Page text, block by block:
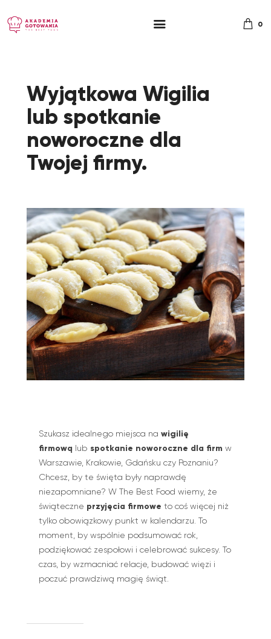
0
Wyjątkowa Wigilia
lub spotkanie
noworoczne dla
Twojej firmy.
Szukasz idealnego miejsca na wigilię
firmową lub spotkanie noworoczne dla firm w
Warszawie, Krakowie, Gdańsku czy Poznaniu?
Chcesz, by te święta były naprawdę
niezapomniane? W The Best Food wiemy, że
świąteczne przyjęcia firmowe to coś więcej niż
tylko obowiązkowy punkt w kalendarzu. To
moment, by wspólnie podsumować rok,
podziękować zespołowi i celebrować sukcesy. To
czas, by wzmacniać relacje, budować więzi i
poczuć prawdziwą magię świąt.